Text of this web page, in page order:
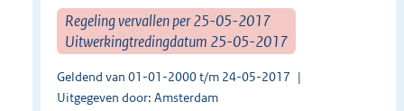
Regeling vervallen per 25-05-2017
Uitwerkingtredingdatum 25-05-2017
Geldend van 01-01-2000 t/m 24-05-2017
Uitgegeven door: Amsterdam